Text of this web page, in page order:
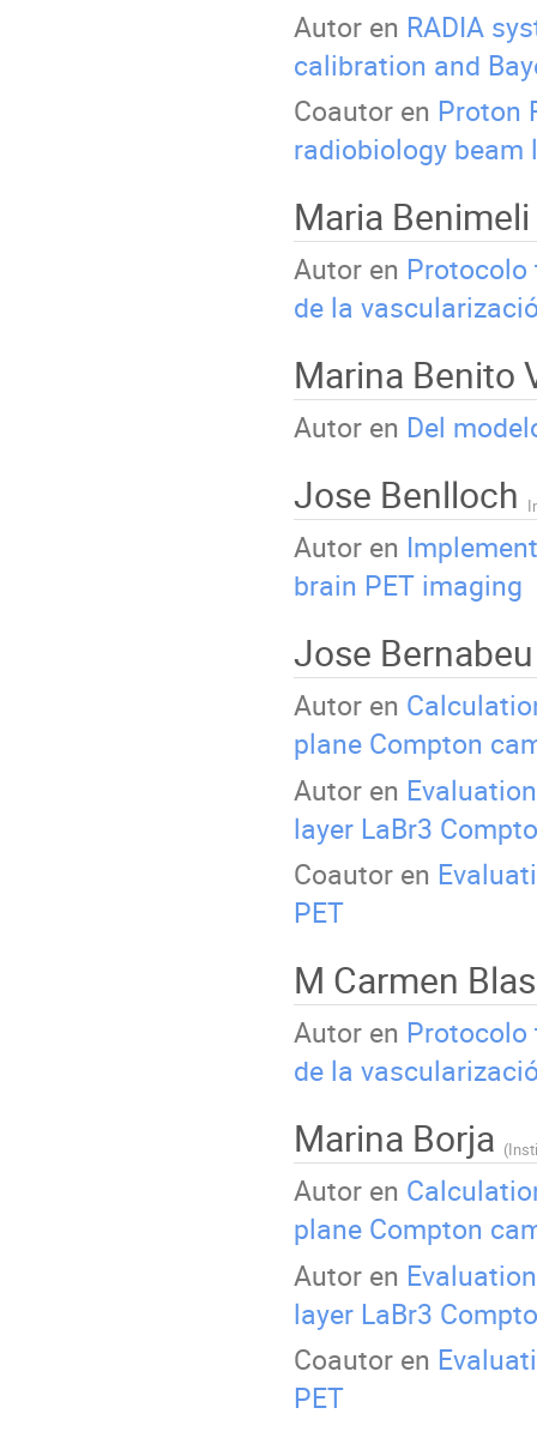
Autor en RADIA
calibration and
Coautor en Proton
radiobiology
Maria Benimeli
Autor en
de la
Marina Benito
Autor en Del
Jose Benlloch
Autor en
brain PET imaging
Jose
Autor en
plane Compton
Autor en
layer LaBr3
Coautor en
PET
M Carmen
Autor en
de la
Marina Borja
Autor en
plane Compton
Autor en
layer LaBr3
Coautor en
PET